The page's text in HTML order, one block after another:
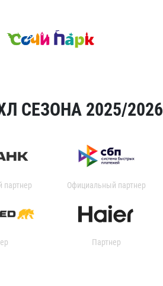
СЕЗОНА 2025/2026
партнер Официальный партнер
Партнер